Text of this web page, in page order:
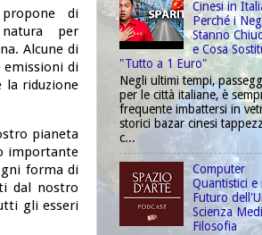
di
per
Alcune di
emissioni di
la riduzione
pianeta
importante
forma di
dal nostro
gli esseri
Cinesi in
Perché i
Stanno
e Cosa
"Tutto a 1 Euro"
Negli ultimi tempi,
per le città italiane, è
frequente imbattersi in
storici bazar cinesi
c...
Computer
Quantistici e
Futuro
Scienza
Filosofia